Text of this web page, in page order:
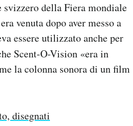
della Fiera mondiale
venuta dopo aver messo a
essere utilizzato anche per
Scent-O-Vision «era in
la colonna sonora di un film
disegnati